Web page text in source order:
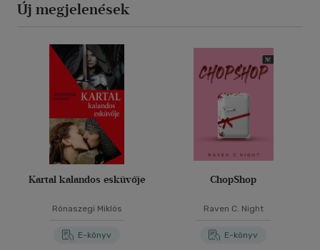
Új megjelenések
Kartal kalandos esküvője
Rónaszegi Miklós
E-könyv
ChopShop
Raven C. Night
E-könyv